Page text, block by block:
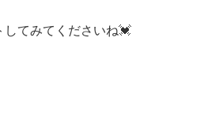
てみてくださいね💓